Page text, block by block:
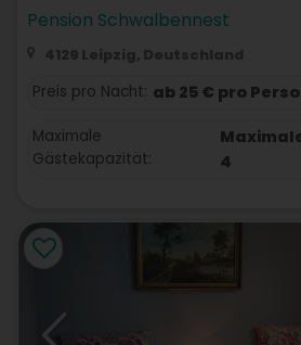
Pension Schwalbennest
4129 Leipzig, Deutschland
Preis pro Nacht: ab 25 € pro
Maximale
Gästekapazität:
4